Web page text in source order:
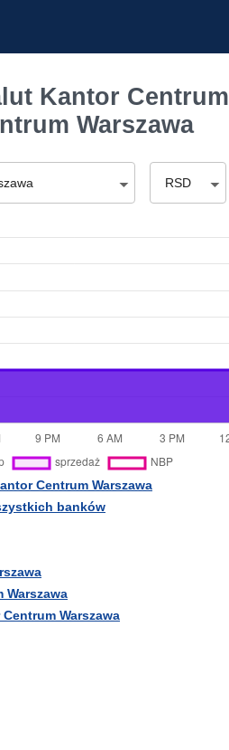
Kantor Centrum
Warszawa
RSD
Centrum Warszawa
banków
Warszawa
Warszawa